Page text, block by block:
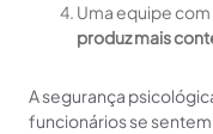
Uma equipe
produz mais
A segurança
funcionários se